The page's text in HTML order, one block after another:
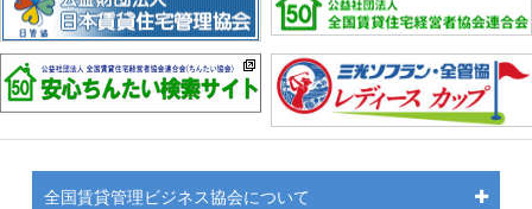
全国賃貸管理ビジネス協会について